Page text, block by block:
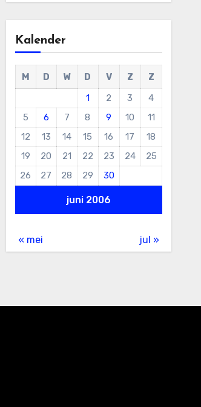
Kalender
juni 2006
M D W D V Z
Z
1
2 3
4
5
6 7 8 9 10
11
12
13 14 15 16 17
18
19
20 21 22 23 24
25
26
27 28 29 30
« mei jul »